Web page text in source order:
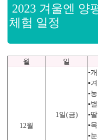
2023 겨울엔 양
체험 일정
월 일
12월
1 일(금)
▪
▪
▪
▪
▪
▪
▪